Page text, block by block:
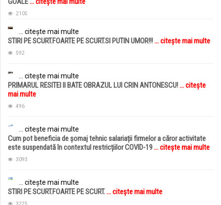
2105
... citește mai multe
STIRI PE SCURT.FOARTE PE SCURT.SI PUTIN UMOR!!!... citește mai multe
592
... citește mai multe
PRIMARUL RESITEI II BATE OBRAZUL LUI CRIN ANTONESCU!... citește
mai multe
496
... citește mai multe
Cum pot beneficia de șomaj tehnic salariații firmelor a căror activitate
este suspendată în contextul restricțiilor COVID-19... citește mai multe
3093
... citește mai multe
STIRI PE SCURT.FOARTE PE SCURT.... citește mai multe